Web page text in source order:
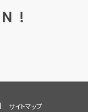
!
サイトマップ